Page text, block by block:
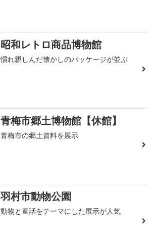
昭和レトロ商品博物館
慣れ親しんだ懐かしのパッケージが並ぶ
青梅市郷土博物館【休館】
青梅市の郷土資料を展示
羽村市動物公園
動物と童話をテーマにした展示が人気